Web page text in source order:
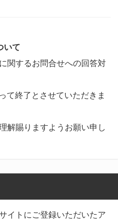
いて
関するお問合せへの回答対
て終了とさせていただきま
解賜りますようお願い申し
イトにご登録いただいたア